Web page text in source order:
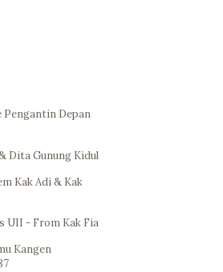
Pengantin Depan
Dita Gunung Kidul
Kak Adi & Kak
UII - From Kak Fia
Kangen